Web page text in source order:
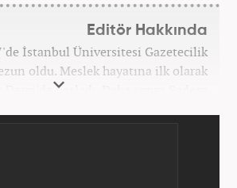
Editör Hakkında
İstanbul Üniversitesi Gazetecilik
oldu. Meslek hayatına ilk olarak
Dergi'de başladı. Daha sonra Sadece